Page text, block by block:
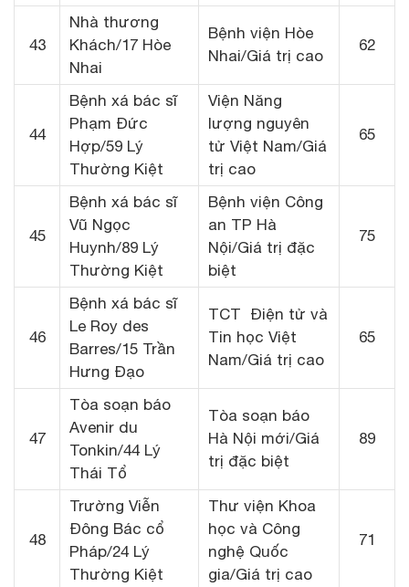
43
Nhà thương
Khách/17 Hòe
Nhai
Bệnh viện Hòe
Nhai/Giá trị cao
62
44
Bệnh xá bác sĩ
Phạm Đức
Hợp/59 Lý
Thường Kiệt
Viện Năng
lượng nguyên
tử Việt Nam/Giá
trị cao
65
45
Bệnh xá bác sĩ
Vũ Ngọc
Huynh/89 Lý
Thường Kiệt
Bệnh viện Công
an TP Hà
Nội/Giá trị đặc
biệt
75
46
Bệnh xá bác sĩ
Le Roy des
Barres/15 Trần
Hưng Đạo
TCT Điện tử và
Tin học Việt
Nam/Giá trị cao
65
47
Tòa soạn báo
Avenir du
Tonkin/44 Lý
Thái Tổ
Tòa soạn báo
Hà Nội mới/Giá
trị đặc biệt
89
48
Trường Viễn
Đông Bác cổ
Pháp/24 Lý
Thường Kiệt
Thư viện Khoa
học và Công
nghệ Quốc
gia/Giá trị cao
71